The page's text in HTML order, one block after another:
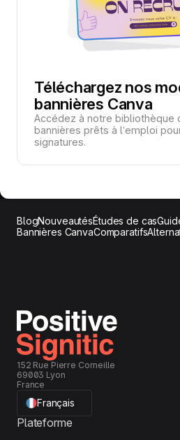
Téléchargez nos
bannières Canva
Accédez à notre bibliothèque
bannières prêts à l’emploi
signatures.
BlogNouveautésÉtudes de cas
Bannières CanvaComparatifs
152 Rue Pierre Corneille
69003 Lyon
France
Français
Plateforme